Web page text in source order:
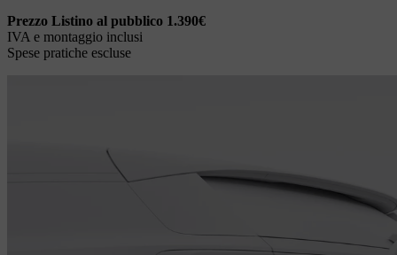
Prezzo Listino al pubblico 1.390€
IVA e montaggio inclusi
Spese pratiche escluse